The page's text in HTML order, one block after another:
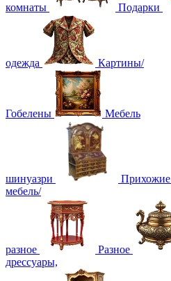
комнаты Подарки
одежда Картины/
Гобелены Мебель
шинуазри Прихожие
мебель/
разное Разное
дрессуары,